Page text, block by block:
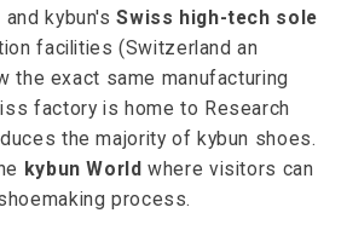
and kybun'sSwiss high-tech sole
facilities (Switzerland an
the exact same manufacturing
factory is home to Research
the majority of kybun shoes.
kybun World where visitors can
process.